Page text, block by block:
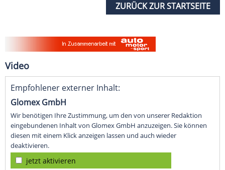
ZURÜCK ZUR STARTSEITE
Video
Empfohlener externer Inhalt:
Glomex GmbH
Wir benötigen Ihre Zustimmung, um den von unserer Redaktion
eingebundenen Inhalt von Glomex GmbH anzuzeigen. Sie können
diesen mit einem Klick anzeigen lassen und auch wieder
deaktivieren.
jetzt aktivieren